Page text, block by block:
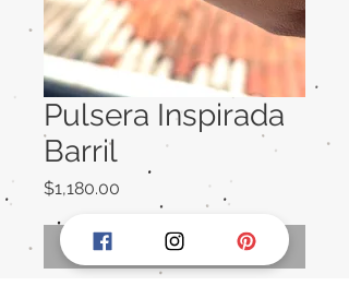
Pulsera Inspirada
Barril
$1,180.00
Agotado